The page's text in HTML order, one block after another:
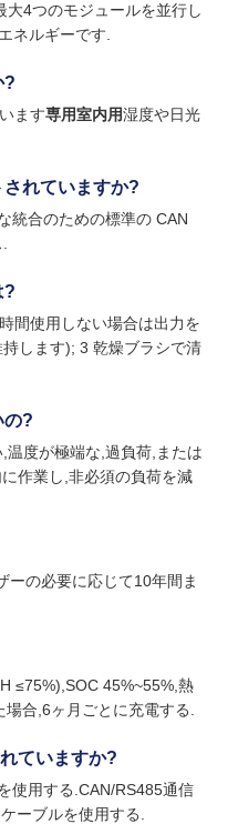
4つのモジュールを並行し
ネルギーです.
?
ます専用室内用湿度や日光
れていますか?
統合のための標準の CAN
?
間使用しない場合は出力を
します); 3 乾燥ブラシで清
の?
温度が極端な,過負荷,または
作業し,非必須の負荷を減
ーの必要に応じて10年間ま
≤75%),SOC 45%~55%,熱
合,6ヶ月ごとに充電する.
ていますか?
使用する.CAN/RS485通信
ーブルを使用する.